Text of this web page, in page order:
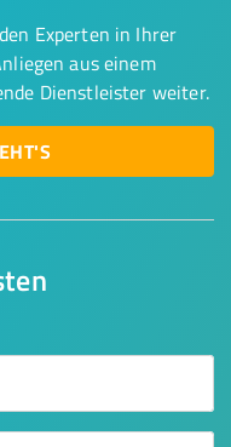
Experten in Ihrer
aus einem
Dienstleister weiter.